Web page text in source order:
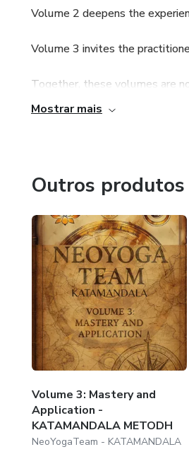
Volume 2 deepens the
Volume 3 invites the
Together, these volumes are
to the treasure within: self-
Mostrar mais
Outros produtos
Volume 3: Mastery and
Application -
KATAMANDALA METODH
NeoYogaTeam - KATAMANDALA